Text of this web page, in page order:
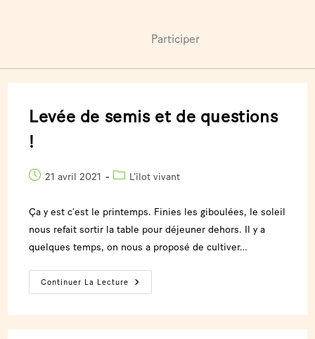
Participer
Levée de semis et de questions
!
21 avril 2021 L'îlot vivant
Ça y est c’est le printemps. Finies les giboulées, le soleil
nous refait sortir la table pour déjeuner dehors. Il y a
quelques temps, on nous a proposé de cultiver…
Continuer La Lecture